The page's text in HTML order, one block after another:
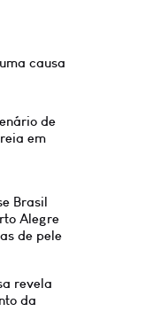
causa
de
em
Brasil
Alegre
de pele
revela
da